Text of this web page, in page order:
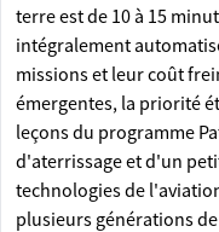
terre est de 10 à 15
intégralement
missions et leur coût
émergentes, la priorité
leçons du programme
d'aterrissage et d'un
technologies de
plusieurs générations de